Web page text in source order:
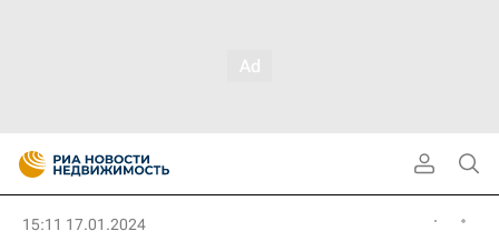
15:11 17.01.2024